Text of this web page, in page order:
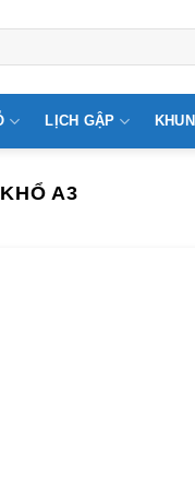
LỊCH GẬP
A3